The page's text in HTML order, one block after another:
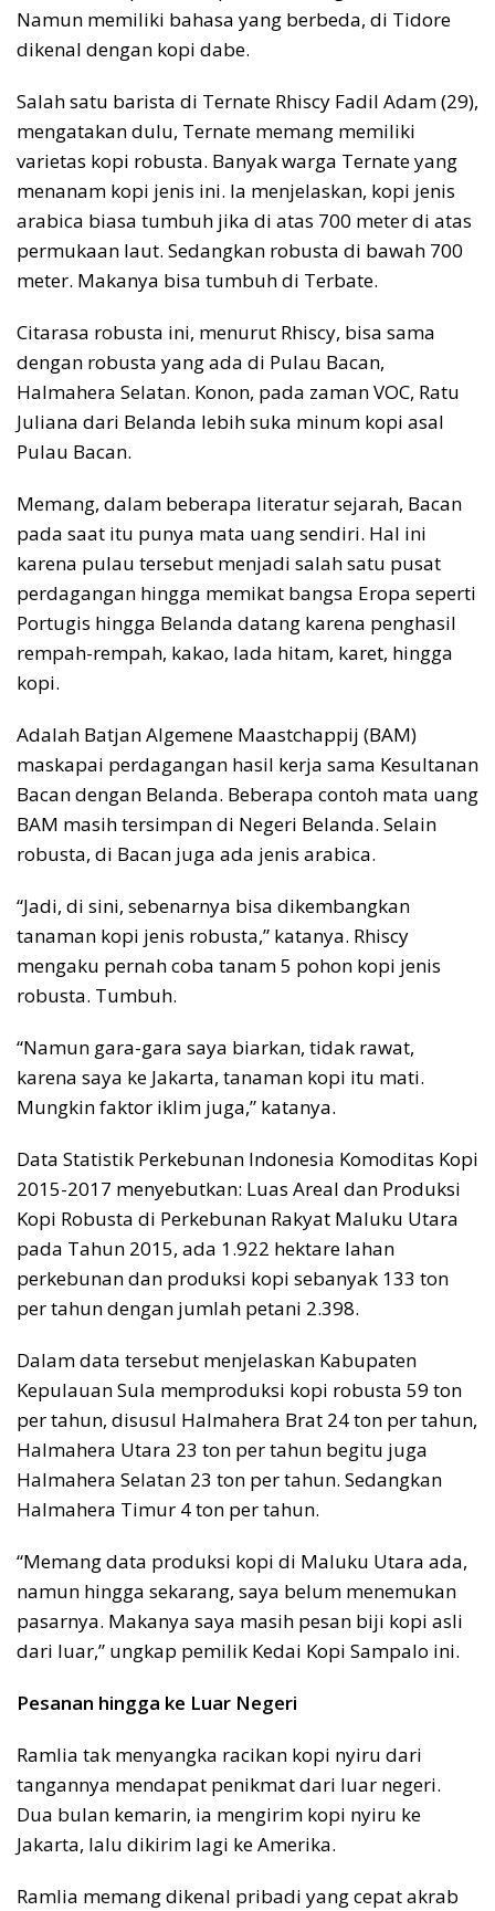
Namun memiliki bahasa yang berbeda, di Tidore
dikenal dengan kopi dabe.
Salah satu barista di Ternate Rhiscy Fadil Adam (29),
mengatakan dulu, Ternate memang memiliki
varietas kopi robusta. Banyak warga Ternate yang
menanam kopi jenis ini. Ia menjelaskan, kopi jenis
arabica biasa tumbuh jika di atas 700 meter di atas
permukaan laut. Sedangkan robusta di bawah 700
meter. Makanya bisa tumbuh di Terbate.
Citarasa robusta ini, menurut Rhiscy, bisa sama
dengan robusta yang ada di Pulau Bacan,
Halmahera Selatan. Konon, pada zaman VOC, Ratu
Juliana dari Belanda lebih suka minum kopi asal
Pulau Bacan.
Memang, dalam beberapa literatur sejarah, Bacan
pada saat itu punya mata uang sendiri. Hal ini
karena pulau tersebut menjadi salah satu pusat
perdagangan hingga memikat bangsa Eropa seperti
Portugis hingga Belanda datang karena penghasil
rempah-rempah, kakao, lada hitam, karet, hingga
kopi.
Adalah Batjan Algemene Maastchappij (BAM)
maskapai perdagangan hasil kerja sama Kesultanan
Bacan dengan Belanda. Beberapa contoh mata uang
BAM masih tersimpan di Negeri Belanda. Selain
robusta, di Bacan juga ada jenis arabica.
“Jadi, di sini, sebenarnya bisa dikembangkan
tanaman kopi jenis robusta,” katanya. Rhiscy
mengaku pernah coba tanam 5 pohon kopi jenis
robusta. Tumbuh.
“Namun gara-gara saya biarkan, tidak rawat,
karena saya ke Jakarta, tanaman kopi itu mati.
Mungkin faktor iklim juga,” katanya.
Data Statistik Perkebunan Indonesia Komoditas Kopi
2015-2017 menyebutkan: Luas Areal dan Produksi
Kopi Robusta di Perkebunan Rakyat Maluku Utara
pada Tahun 2015, ada 1.922 hektare lahan
perkebunan dan produksi kopi sebanyak 133 ton
per tahun dengan jumlah petani 2.398.
Dalam data tersebut menjelaskan Kabupaten
Kepulauan Sula memproduksi kopi robusta 59 ton
per tahun, disusul Halmahera Brat 24 ton per tahun,
Halmahera Utara 23 ton per tahun begitu juga
Halmahera Selatan 23 ton per tahun. Sedangkan
Halmahera Timur 4 ton per tahun.
“Memang data produksi kopi di Maluku Utara ada,
namun hingga sekarang, saya belum menemukan
pasarnya. Makanya saya masih pesan biji kopi asli
dari luar,” ungkap pemilik Kedai Kopi Sampalo ini.
Pesanan hingga ke Luar Negeri
Ramlia tak menyangka racikan kopi nyiru dari
tangannya mendapat penikmat dari luar negeri.
Dua bulan kemarin, ia mengirim kopi nyiru ke
Jakarta, lalu dikirim lagi ke Amerika.
Ramlia memang dikenal pribadi yang cepat akrab